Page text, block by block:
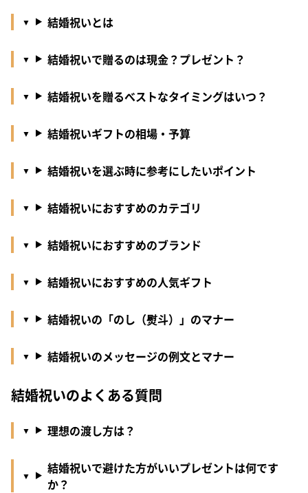
結婚祝いとは
結婚祝いで贈るのは現金？プレゼント？
結婚祝いを贈るべストなタイミングはいつ？
結婚祝いギフトの相場・予算
結婚祝いを選ぶ時に参考にしたいポイント
結婚祝いにおすすめのカテゴリ
結婚祝いにおすすめのブランド
結婚祝いにおすすめの人気ギフト
結婚祝いの「のし（熨斗）」のマナー
結婚祝いのメッセージの例文とマナー
結婚祝いのよくある質問
理想の渡し方は？
結婚祝いで避けた方がいいプレゼントは何です
か？